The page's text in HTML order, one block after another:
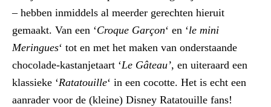
– hebben inmiddels al meerder gerechten hieruit
gemaakt. Van een ‘Croque Garçon‘ en ‘le mini
Meringues‘ tot en met het maken van onderstaande
chocolade-kastanjetaart ‘Le Gâteau’, en uiteraard een
klassieke ‘Ratatouille‘ in een cocotte. Het is echt een
aanrader voor de (kleine) Disney Ratatouille fans!